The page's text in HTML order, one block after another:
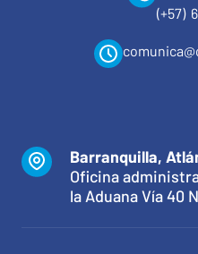
(+57)
Barranquilla,
Oficina
la Aduana Vía 40